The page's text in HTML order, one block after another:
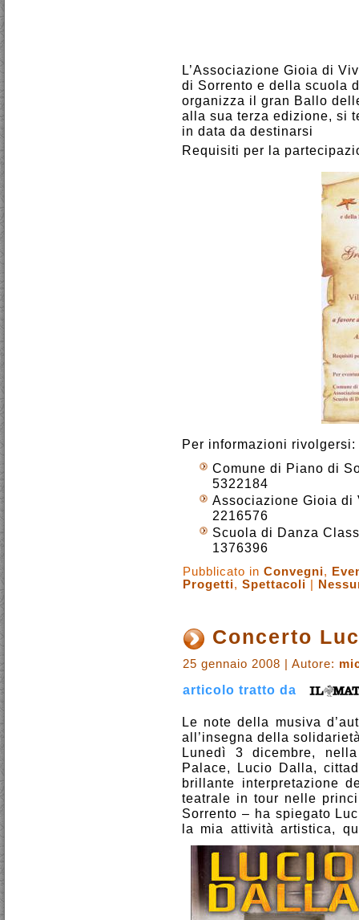
L’Associazione Gioia di
di Sorrento e della scuola
organizza il gran Ballo
alla sua terza edizione, si
in data da destinarsi
Requisiti per la
Per informazioni rivolgersi:
Comune di Piano di
5322184
Associazione Gioia di
2216576
Scuola di Danza
1376396
Pubblicato in Convegni,
Progetti, Spettacoli
Concerto
25 gennaio 2008 | Autore:
articolo tratto da
Le note della musiva
all’insegna della
Lunedì 3 dicembre,
Palace, Lucio Dalla,
brillante interpretazione
teatrale in tour nelle
Sorrento – ha spiegato
la mia attività artistica,